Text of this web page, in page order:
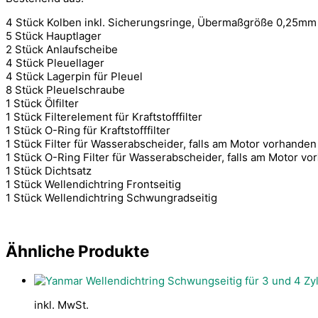
4 Stück Kolben inkl. Sicherungsringe, Übermaßgröße 0,25mm
5 Stück Hauptlager
2 Stück Anlaufscheibe
4 Stück Pleuellager
4 Stück Lagerpin für Pleuel
8 Stück Pleuelschraube
1 Stück Ölfilter
1 Stück Filterelement für Kraftstofffilter
1 Stück O-Ring für Kraftstofffilter
1 Stück Filter für Wasserabscheider, falls am Motor vorhanden
1 Stück O-Ring Filter für Wasserabscheider, falls am Motor
1 Stück Dichtsatz
1 Stück Wellendichtring Frontseitig
1 Stück Wellendichtring Schwungradseitig
Ähnliche Produkte
inkl. MwSt.